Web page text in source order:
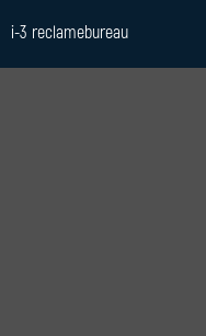
370209of06 51288 156
3.nl
3 reclamebureau